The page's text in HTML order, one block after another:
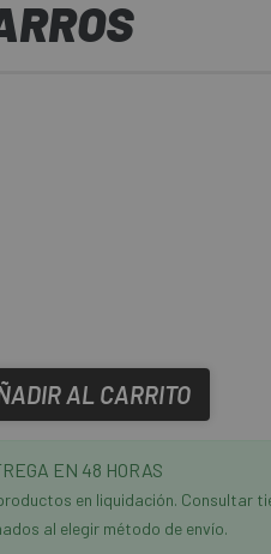
AL CARRITO
EN 48 HORAS
en liquidación. Consultar
al elegir método de envío.